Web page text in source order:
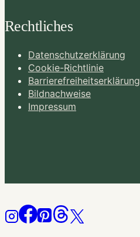
Rechtliches
Datenschutzerklärung
Cookie-Richtlinie
Barrierefreiheitserklärung
Bildnachweise
Impressum